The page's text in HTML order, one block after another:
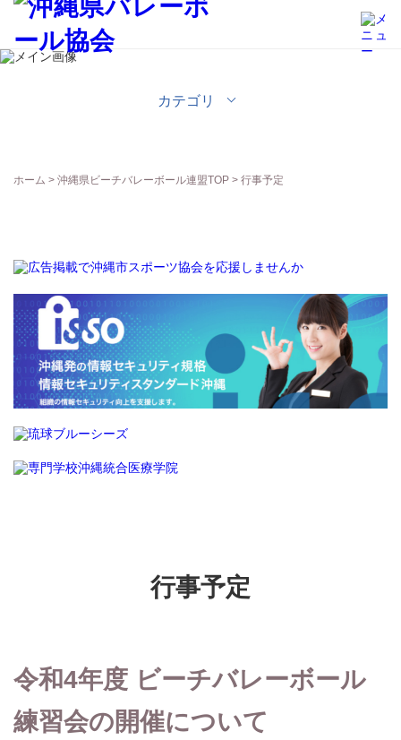
沖縄県ビーチバレーボール連盟
カテゴリ
ホーム > 沖縄県ビーチバレーボール連盟TOP > 行事予定
行事予定
令和4年度 ビーチバレーボール
練習会の開催について